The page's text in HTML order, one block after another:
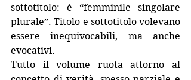
sottotitolo: è “femminile singolare
plurale”. Titolo e sottotitolo volevano
essere inequivocabili, ma anche
evocativi.
Tutto il volume ruota attorno al